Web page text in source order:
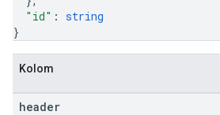
"id" : string
}
Kolom
header